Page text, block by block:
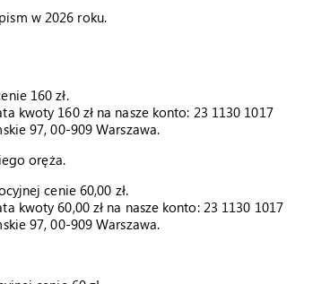
w 2026 roku.
160 zł.
kwoty 160 zł na nasze konto: 23 1130 1017
97, 00-909 Warszawa.
oręża.
cenie 60,00 zł.
kwoty 60,00 zł na nasze konto: 23 1130 1017
97, 00-909 Warszawa.